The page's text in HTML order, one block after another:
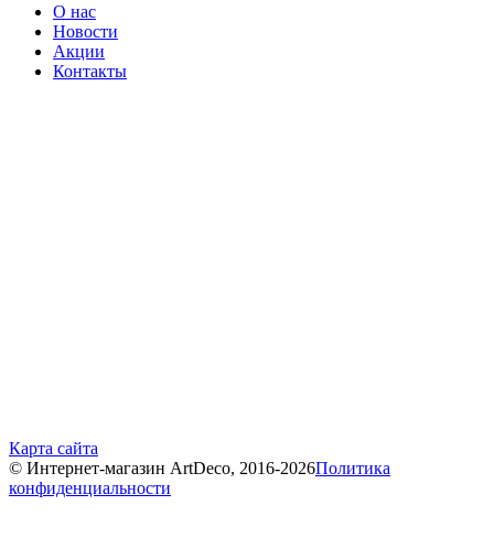
О нас
Новости
Акции
Контакты
Карта сайта
© Интернет-магазин ArtDeco, 2016-2026Политика
конфиденциальности